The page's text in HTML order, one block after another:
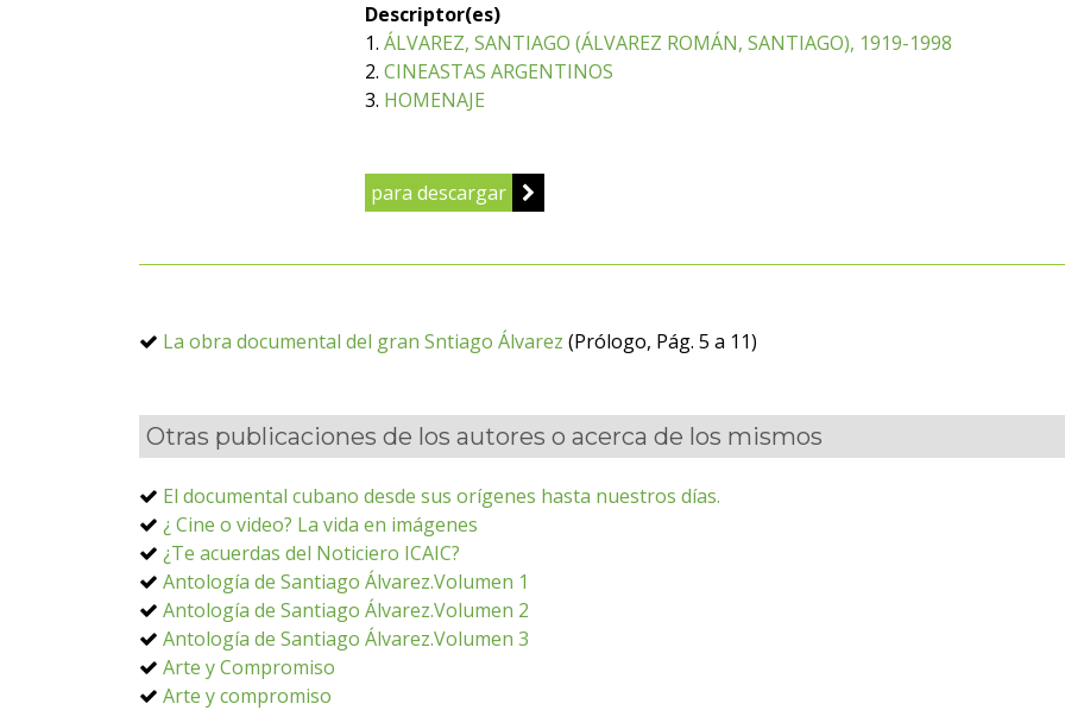
Descriptor(es)
1. ÁLVAREZ, SANTIAGO (ÁLVAREZ ROMÁN, SANTIAGO), 1919-1998
2. CINEASTAS ARGENTINOS
3. HOMENAJE
para descargar
La obra documental del gran Sntiago Álvarez (Prólogo, Pág. 5 a 11)
Otras publicaciones de los autores o acerca de los mismos
El documental cubano desde sus orígenes hasta nuestros días.
¿ Cine o video? La vida en imágenes
¿Te acuerdas del Noticiero ICAIC?
Antología de Santiago Álvarez.Volumen 1
Antología de Santiago Álvarez.Volumen 2
Antología de Santiago Álvarez.Volumen 3
Arte y Compromiso
Arte y compromiso